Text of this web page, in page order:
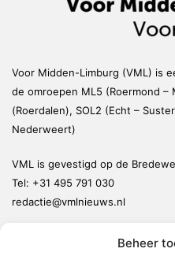
Beheer
Voor Midden-Limburg (VML) is
de omroepen ML5 (Roermond –
(Roerdalen), SOL2 (Echt –
Nederweert)
VML is gevestigd op de
Tel: +31 495 791 030
redactie@vmlnieuws.nl